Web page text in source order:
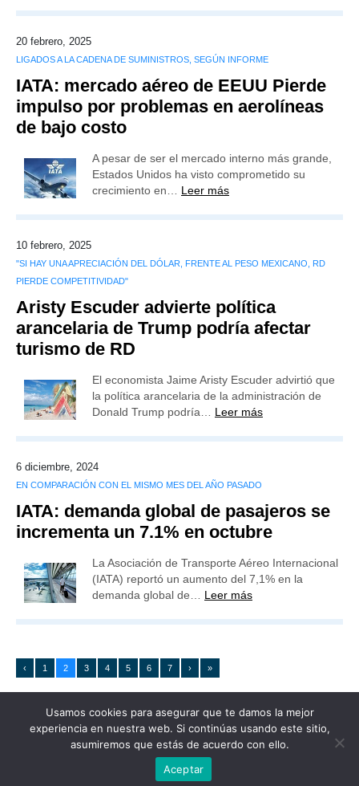
20 febrero, 2025
LIGADOS A LA CADENA DE SUMINISTROS, SEGÚN INFORME
IATA: mercado aéreo de EEUU Pierde
impulso por problemas en aerolíneas
de bajo costo
A pesar de ser el mercado interno más grande,
Estados Unidos ha visto comprometido su
crecimiento en… Leer más
10 febrero, 2025
"SI HAY UNA APRECIACIÓN DEL DÓLAR, FRENTE AL PESO MEXICANO, RD
PIERDE COMPETITIVIDAD"
Aristy Escuder advierte política
arancelaria de Trump podría afectar
turismo de RD
El economista Jaime Aristy Escuder advirtió que
la política arancelaria de la administración de
Donald Trump podría… Leer más
6 diciembre, 2024
EN COMPARACIÓN CON EL MISMO MES DEL AÑO PASADO
IATA: demanda global de pasajeros se
incrementa un 7.1% en octubre
La Asociación de Transporte Aéreo Internacional
(IATA) reportó un aumento del 7,1% en la
demanda global de… Leer más
‹ 1 2 3 4 5 6 7 › »
Usamos cookies para asegurar que te damos la mejor
experiencia en nuestra web. Si continúas usando este sitio,
asumiremos que estás de acuerdo con ello.
Aceptar
Publicidad Redacción Contacto
Todos los derechos reservados
Grupo Preferente